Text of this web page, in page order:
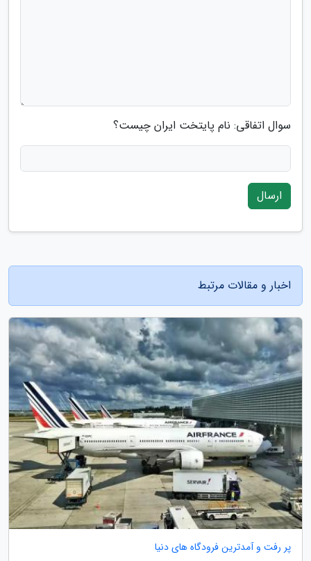
سوال اتفاقی: نام پایتخت ایران چیست؟
ارسال
اخبار و مقالات مرتبط
پر رفت و آمدترین فرودگاه های دنیا